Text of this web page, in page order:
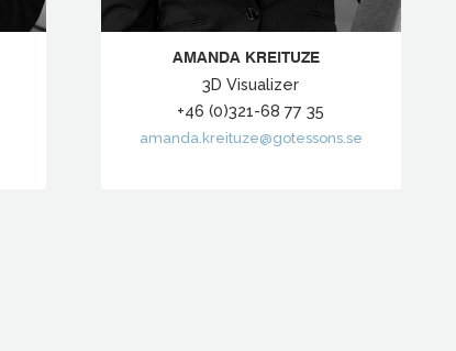
AMANDA KREITUZE
3D Visualizer
+46 (0)321-68 77 35
amanda.kreituze@gotessons.se